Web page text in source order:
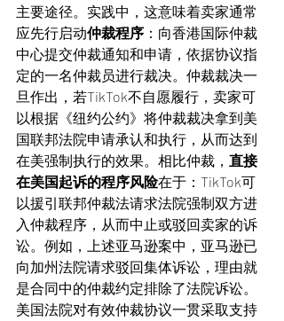
主要途径。实践中，这意味着卖家通常
应先行启动仲裁程序 ：向香港国际仲裁
中心提交仲裁通知和申请，依据协议指
定的一名仲裁员进行裁决。仲裁裁决一
旦作出，若TikTok不自愿履行，卖家可
以根据《纽约公约》将仲裁裁决拿到美
国联邦法院申请承认和执行，从而达到
在美强制执行的效果。相比仲裁， 直接
在美国起诉的程序风险在于：TikTok可
以援引联邦仲裁法请求法院强制双方进
入仲裁程序，从而中止或驳回卖家的诉
讼。例如，上述亚马逊案中，亚马逊已
向加州法院请求驳回集体诉讼，理由就
是合同中的仲裁约定排除了法院诉讼。
美国法院对有效仲裁协议一贯采取支持